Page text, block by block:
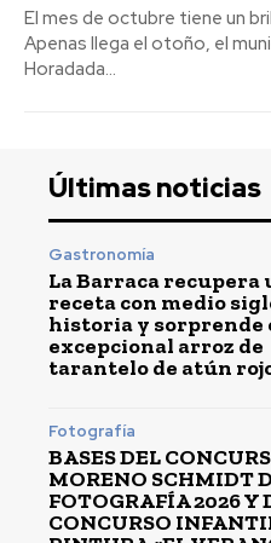
El mes de octubre tiene un
Apenas llega el otoño, el
Horadada...
Últimas noticias
Gastronomía
La Barraca recupera
receta con medio
historia y sorprende
excepcional arroz de
tarantelo de atún
Fotografía
BASES DEL
MORENO SCHMIDT
FOTOGRAFÍA 2026 Y
CONCURSO